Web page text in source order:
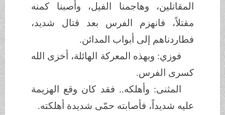
المقاتلين، وهاجمنا الفيل، وأصبنا كمنه
مقتلاً، فانهزم الفرس بعد قتال شديد،
فطاردناهم إلى أبواب المدائن.
فوزي: وبهذه المعركة الهائلة، أخزى الله
كسرى الفرس.
المثنى: وأهلكه.. فقد كان وقع الهزيمة
عليه شديداً، فأصابته حمّى شديدة أهلكته.